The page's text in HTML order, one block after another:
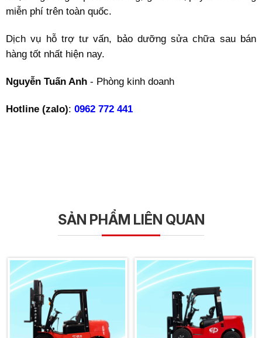
miễn phí trên toàn quốc.
Dịch vụ hỗ trợ tư vấn, bảo dưỡng sửa chữa sau bán
hàng tốt nhất hiện nay.
Nguyễn Tuấn Anh - Phòng kinh doanh
Hotline (zalo): 0962 772 441
SẢN PHẨM LIÊN QUAN